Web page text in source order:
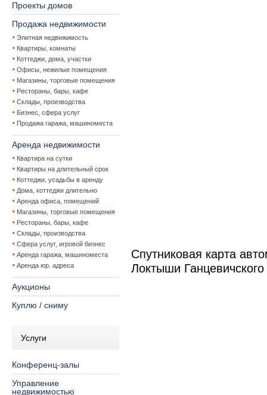
Проекты домов
Продажа недвижимости
Элитная недвижимость
Квартиры, комнаты
Коттеджи, дома, участки
Офисы, нежилые помещения
Магазины, торговые помещения
Рестораны, бары, кафе
Склады, производства
Бизнес, сфера услуг
Продажа гаража, машиноместа
Аренда недвижимости
Квартира на сутки
Квартиры на длительный срок
Коттеджи, усадьбы в аренду
Дома, коттеджи длительно
Аренда офиса, помещений
Магазины, торговые помещения
Рестораны, бары, кафе
Склады, производства
Сфера услуг, игровой бизнес
Аренда гаража, машиноместа
Аренда юр. адреса
Аукционы
Куплю / сниму
Услуги
Конференц-залы
Управление
недвижимостью
Спутниковая карта
Локтыши